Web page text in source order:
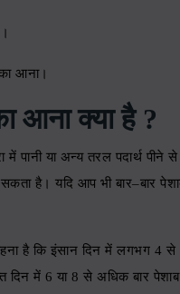
आना।
आना क्या है ?
में पानी या अन्य तरल पदार्थ
है। यदि आप भी बार–बार
है कि इंसान दिन में लगभग 4 से
दिन में 6 या 8 से अधिक बार